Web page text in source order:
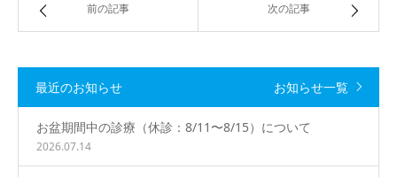
前の記事 次の記事
最近のお知らせ お知らせ一覧
お盆期間中の診療（休診：8/11〜8/15）について
2026.07.14
木曜午後・土曜午後・日曜・祝日
092-874-7007